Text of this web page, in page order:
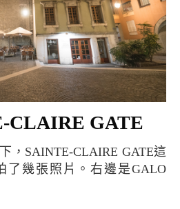
CLAIRE GATE
了幾張照片。右邊是GALO